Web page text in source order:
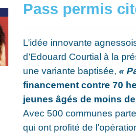
Pass permis
L’idée innovante
d’Edouard Courtial à la
une variante baptisée,«
financement contre 70
jeunes âgés de moins
Avec 500 communes
qui ont profité de